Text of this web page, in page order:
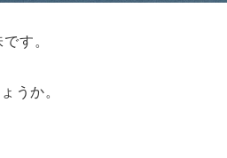
す。
うか。